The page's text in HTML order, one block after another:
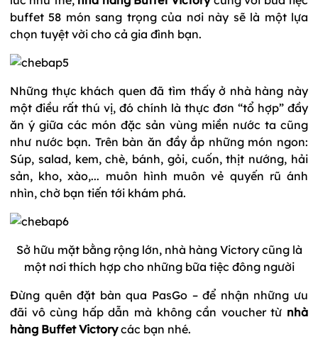
buffet 58 món sang trọng của nơi này sẽ là một lựa
chọn tuyệt vời cho cả gia đình bạn.
Những thực khách quen đã tìm thấy ở nhà hàng này
một điều rất thú vị, đó chính là thực đơn “tổ hợp” đầy
ăn ý giữa các món đặc sản vùng miền nước ta cũng
như nước bạn. Trên bàn ăn đầy ắp những món ngon:
Súp, salad, kem, chè, bánh, gỏi, cuốn, thịt nướng, hải
sản, kho, xào,... muôn hình muôn vẻ quyến rũ ánh
nhìn, chờ bạn tiến tới khám phá.
Sở hữu mặt bằng rộng lớn, nhà hàng Victory cũng là
một nơi thích hợp cho những bữa tiệc đông người
Đừng quên đặt bàn qua PasGo – để nhận những ưu
đãi vô cùng hấp dẫn mà không cần voucher từ nhà
hàng Buffet Victorycác bạn nhé.